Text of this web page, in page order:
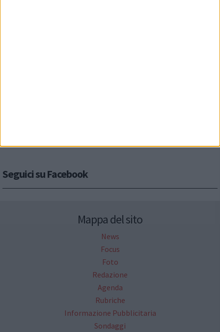
Seguici su Facebook
Mappa del sito
News
Focus
Foto
Redazione
Agenda
Rubriche
Informazione Pubblicitaria
Sondaggi